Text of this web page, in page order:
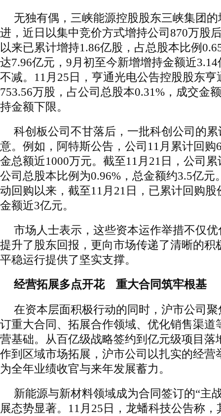
无独有偶，三峡能源控股股东三峡集团
进，近日以集中竞价方式增持公司870万股
以来已累计增持1.86亿股，占总股本比例
达7.96亿元，9月初至今新增增持金额近
不减。11月25日，亨通光电公告控股股东
753.56万股，占公司总股本0.31%，成交金
持金额下限。
科创板公司不甘落后，一批科创公司的
意。例如，阿特斯公告，公司11月累计回购
金总额近1000万元。截至11月21日，公司
公司总股本比例为0.96%，总金额约3.5亿元
动回购以来，截至11月21日，已累计回购股
金额近3亿元。
市场人士表示，这些资本运作举措不仅
提升了股东回报，更向市场传递了清晰的积
平稳运行提供了坚实支撑。
经营拓展多点开花 重大合同筑牢根基
在资本层面积极行动的同时，沪市公司
订重大合同、拓展合作领域、优化销售渠道
营基础。从百亿级战略签约到亿元级项目落
作到区域市场拓展，沪市公司以扎实的经营
为全年业绩收官与来年发展蓄力。
新能源与新材料领域成为合同签订的“主
展态势显著。11月25日，龙蟠科技公告称